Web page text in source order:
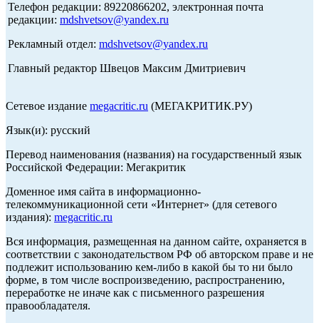
Телефон редакции: 89220866202, электронная почта
редакции: mdshvetsov@yandex.ru
Рекламный отдел: mdshvetsov@yandex.ru
Главный редактор Швецов Максим Дмитриевич
Сетевое издание megacritic.ru (МЕГАКРИТИК.РУ)
Язык(и): русский
Перевод наименования (названия) на государственный язык
Российской Федерации: Мегакритик
Доменное имя сайта в информационно-
телекоммуникационной сети «Интернет» (для сетевого
издания): megacritic.ru
Вся информация, размещенная на данном сайте, охраняется в
соответствии с законодательством РФ об авторском праве и не
подлежит использованию кем-либо в какой бы то ни было
форме, в том числе воспроизведению, распространению,
переработке не иначе как с письменного разрешения
правообладателя.